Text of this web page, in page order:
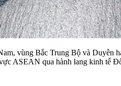
vùng Bắc Trung Bộ và
ASEAN qua hành lang kinh tế